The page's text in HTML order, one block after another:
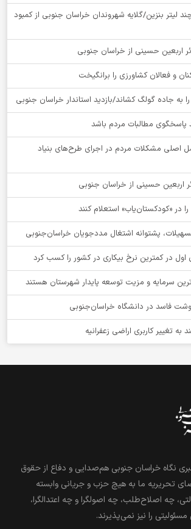
لیتر بنزین/گلایه شهروندان خراسان جنوبی از کمبود
و فعالان کشاورزی را برانگیخت
به جاده گولگ کشاند/بازدید استاندار خراسان جنوبی
پاسخگوی مطالبات مردم باشد
اصلی مشکلات مردم در اجرای طرح‌های بنیاد
در «کودکستان‌یاب» استعلام کنند
اول در کمترین نرخ بیکاری در کشور را کسب کرد
سرمایه و مزیت توسعه پایدار شهرستان هستند
به تغییر کاربری اراضی زعفرانیه
نگاه خراسان جنوبی هم‌صدایی و دفاع از حقوق
تحریریه ما به هیچ حزب و جریانی وابسته
چه اصلاح‌طلب، چه اصولگرا و چه اعتدالگرا،
را نیز نمی‌پذیرند.